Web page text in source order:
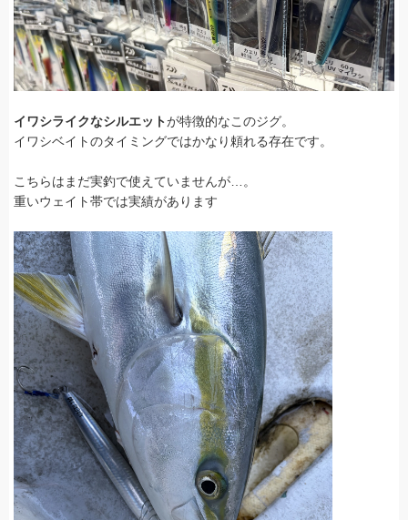
イワシライクなシルエットが特徴的なこのジグ。
イワシベイトのタイミングではかなり頼れる存在です。
こちらはまだ実釣で使えていませんが…。
重いウェイト帯では実績があります